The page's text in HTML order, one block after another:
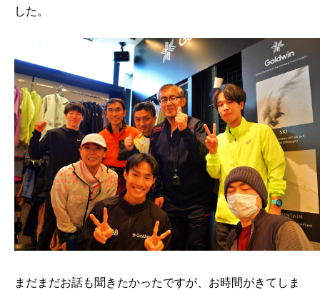
した。
まだまだお話も聞きたかったですが、お時間がきてしま